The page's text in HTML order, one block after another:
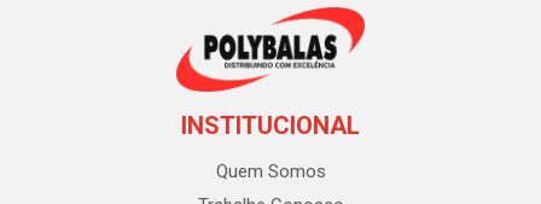
INSTITUCIONAL
Quem Somos